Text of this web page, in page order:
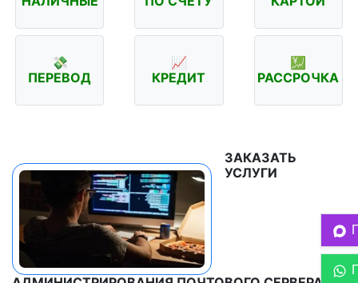
💸
ПЕРЕВОД
📈
КРЕДИТ
💹
РАССРОЧКА
ЗАКАЗАТЬ
УСЛУГИ